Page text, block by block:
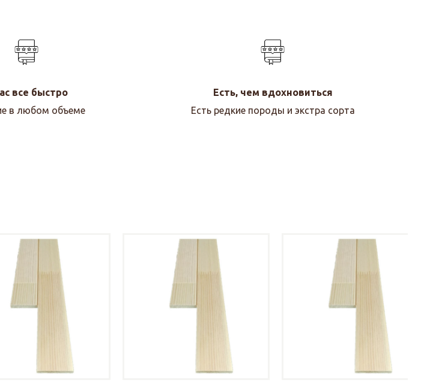
все быстро
в любом объеме
Есть, чем вдохновиться
Есть редкие породы и экстра сорта